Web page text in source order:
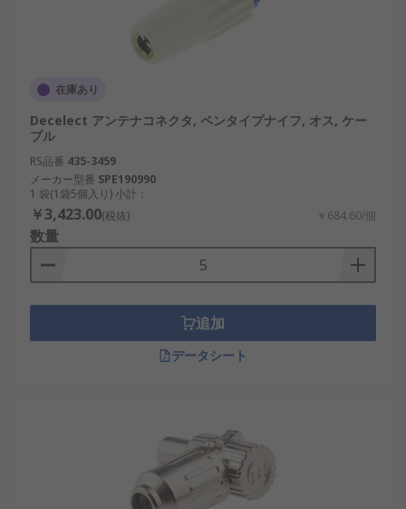
在庫あり
Decelect アンテナコネクタ, ペンタイプナイフ, オス, ケー
ブル
RS品番 435-3459
メーカー型番 SPE190990
1 袋(1袋5個入り) 小計：
￥3,423.00(税抜) ￥684.60/個
数量
追加
データシート